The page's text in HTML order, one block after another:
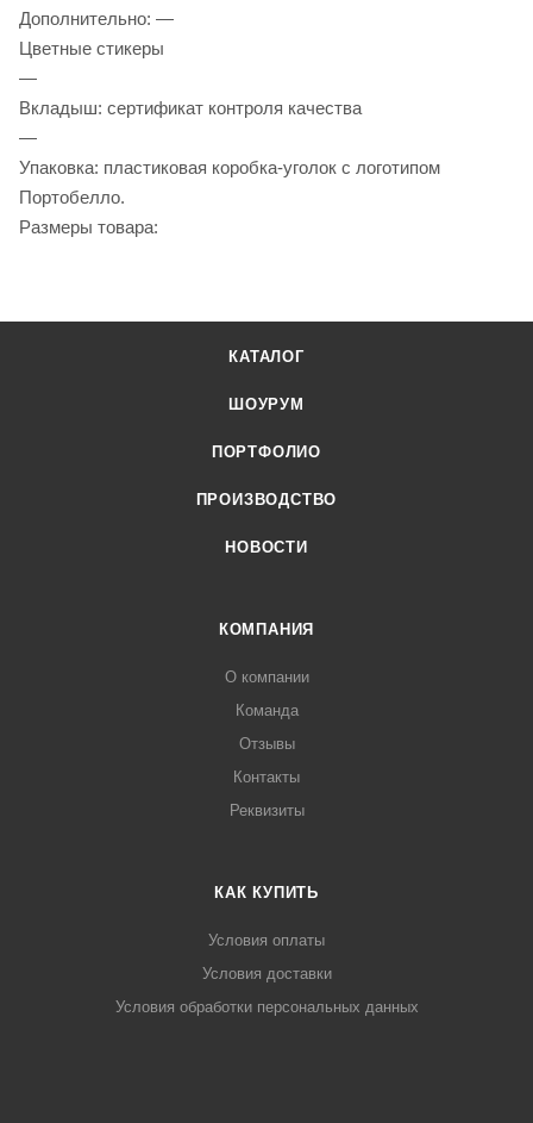
Дополнительно: —
Цветные стикеры
—
Вкладыш: сертификат контроля качества
—
Упаковка: пластиковая коробка-уголок с логотипом
Портобелло.
Размеры товара:
КАТАЛОГ
ШОУРУМ
ПОРТФОЛИО
ПРОИЗВОДСТВО
НОВОСТИ
КОМПАНИЯ
О компании
Команда
Отзывы
Контакты
Реквизиты
КАК КУПИТЬ
Условия оплаты
Условия доставки
Условия обработки персональных данных